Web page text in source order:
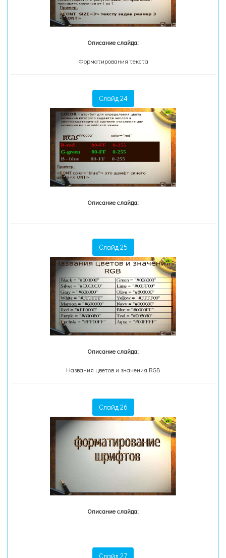
Описание слайда:
Форматирования текста
Слайд 24
Описание слайда:
Слайд 25
Описание слайда:
Названия цветов и значения RGB
Слайд 26
Описание слайда:
Слайд 27